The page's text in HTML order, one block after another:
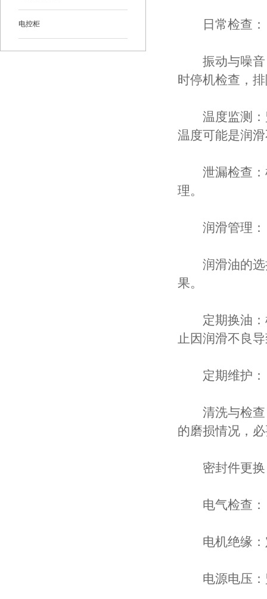
电控柜 日常检查：
振动与噪音：
时停机检查，
温度监测：监
温度可能是润
泄漏检查：
理。
润滑管理：
润滑油的选择
果。
定期换油：根
止因润滑不良
定期维护：
清洗与检查：
的磨损情况，
密封件更换
电气检查：
电机绝缘：
电源电压：监